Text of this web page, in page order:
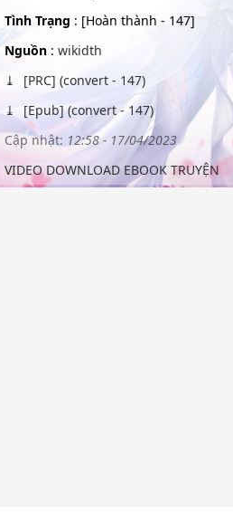
Tình Trạng : [Hoàn thành - 147]
Nguồn: wikidth
[PRC] (convert - 147)
[Epub] (convert - 147)
Cập nhật: 12:58 - 17/04/2023
VIDEO DOWNLOAD EBOOK TRUYỆN